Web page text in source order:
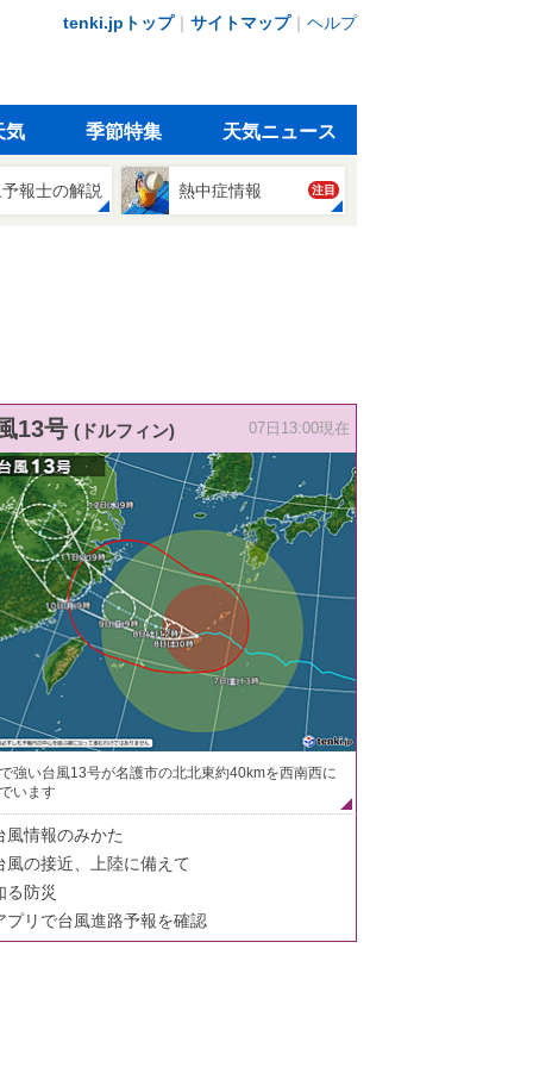
tenki.jpトップ｜ サイトマップ｜ ヘルプ
気 季節特集 天気ニュース
報士の解説 熱中症情報 注目
13号 (ドルフィン) 07日13:00現在
強い台風13号が名護市の北北東約40kmを西南西に
います
風情報のみかた
風の接近、上陸に備えて
る防災
プリで台風進路予報を確認